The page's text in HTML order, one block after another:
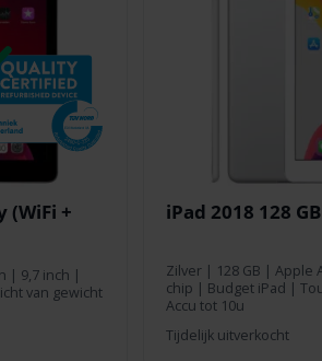
(WiFi +
| 9,7 inch |
van gewicht
iPad 2018 128
Zilver| 128 GB | Apple
chip | Budget iPad |
Accu tot 10u
Tijdelijk uitverkocht